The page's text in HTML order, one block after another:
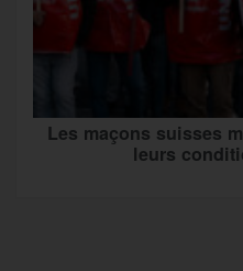
Les maçons suisses
leurs